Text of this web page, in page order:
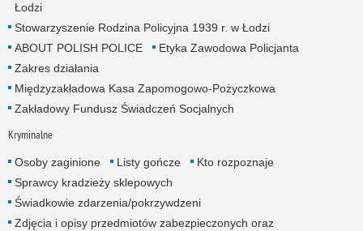
Łodzi
Stowarzyszenie Rodzina Policyjna 1939 r. w Łodzi
ABOUT POLISH POLICE
Etyka Zawodowa Policjanta
Zakres działania
Międzyzakładowa Kasa Zapomogowo-Pożyczkowa
Zakładowy Fundusz Świadczeń Socjalnych
Kryminalne
Osoby zaginione Listy gończe
Kto rozpoznaje
Sprawcy kradzieży sklepowych
Świadkowie zdarzenia/pokrzywdzeni
Zdjęcia i opisy przedmiotów zabezpieczonych oraz